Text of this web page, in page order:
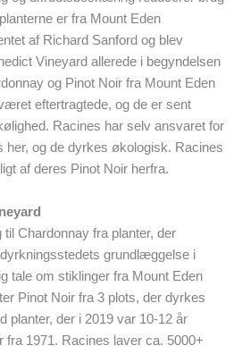
er fra Mount Eden
af Richard Sanford og blev
Vineyard allerede i begyndelsen
og Pinot Noir fra Mount Eden
eftertragtede, og de er sent
Racines har selv ansvaret for
her, og de dyrkes økologisk. Racines
af deres Pinot Noir herfra.
Chardonnay fra planter, der
grundlæggelse i
tale om stiklinger fra Mount Eden
Pinot Noir fra 3 plots, der dyrkes
planter, der i 2019 var 10-12 år
fra 1971. Racines laver ca. 5000+